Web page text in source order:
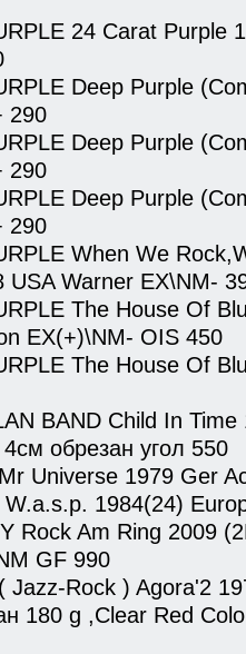
24 Carat Purple
Deep Purple
290
Deep Purple
290
Deep Purple
290
When We
USA Warner EX\NM-
The House Of
EX(+)\NM- OIS 450
The House Of
BAND Child In
обрезан угол 550
Universe 1979 Ger
W.a.s.p. 1984(24)
Rock Am Ring 2009
GF 990
Jazz-Rock ) Agora'2
180 g ,Clear Red